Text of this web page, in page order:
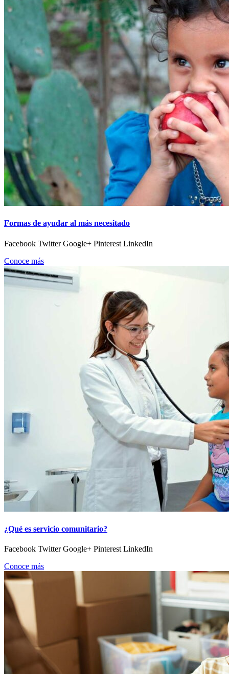
Formas de ayudar al más necesitado
Facebook Twitter Google+ Pinterest LinkedIn
Conoce más
¿Qué es servicio comunitario?
Facebook Twitter Google+ Pinterest LinkedIn
Conoce más